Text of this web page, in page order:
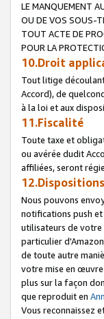
LE MANQUEMENT
OU DE VOS SOUS-
TOUT ACTE DE
POUR LA
10.Droit
Tout litige
Accord), de
à la loi et aux
11.Fiscalité
Toute taxe et
ou avérée dudit
affiliées, seront
Nous pouvons
notifications push
utilisateurs de votre
particulier
de toute autre
votre mise en
plus sur la façon
que reproduit en
Vous reconnaissez